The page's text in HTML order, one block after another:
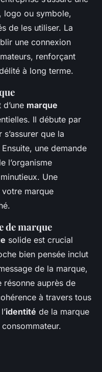
logo ou symbole,
de les utiliser. La
une connexion
renforçant
à long terme.
marque
Il débute par
que la
une demande
l’organisme
Une
votre marque
de marque
solide est crucial
bien pensée inclut
de la marque,
résonne auprès de
à travers tous
identité de la marque